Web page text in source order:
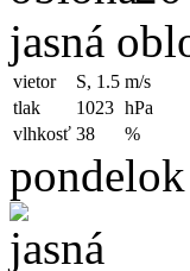
jasná
vietor S, 1.5 m/s
tlak
1023 hPa
vlhkosť 38 %